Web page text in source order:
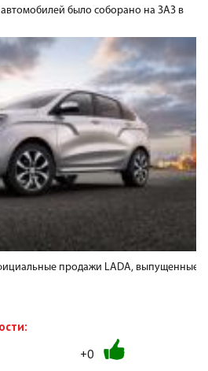
автомобилей было соборано на ЗАЗ в
продажи LADA, выпущенные
+0